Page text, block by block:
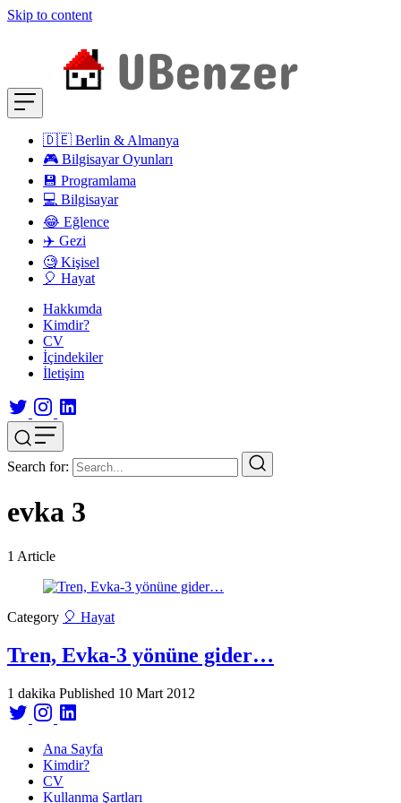
Skip to content
🇩🇪 Berlin & Almanya
🎮 Bilgisayar Oyunları
💾 Programlama
💻 Bilgisayar
😂 Eğlence
✈️ Gezi
🧐 Kişisel
🎈 Hayat
Hakkımda
Kimdir?
CV
İçindekiler
İletişim
Search for:
evka 3
1 Article
Category 🎈 Hayat
Tren, Evka-3 yönüne gider…
1 dakika Published 10 Mart 2012
Ana Sayfa
Kimdir?
CV
Kullanma Şartları